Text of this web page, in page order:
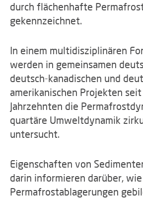
durch flächenhafte
gekennzeichnet.
In einem multidisziplinären
werden in gemeinsamen
deutsch-kanadischen und
amerikanischen Projekten
Jahrzehnten die
quartäre Umweltdynamik
untersucht.
Eigenschaften von
darin informieren darüber,
Permafrostablagerungen